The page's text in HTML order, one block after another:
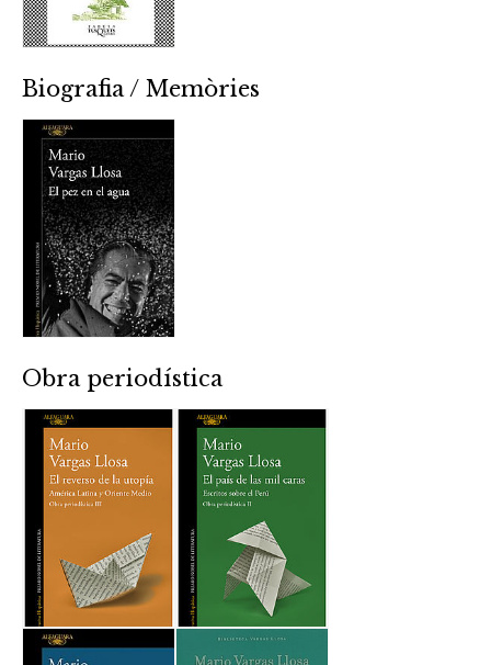
Biografia / Memòries
Obra periodística